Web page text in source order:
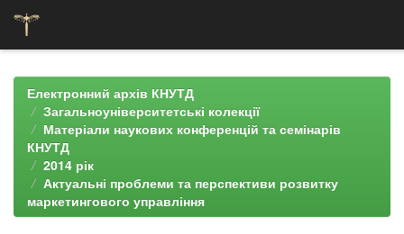
navigationЕлектронний архів КНУТД
Загальноуніверситетські колекції
Матеріали наукових конференцій та семінарів
КНУТД
2014 рік
Актуальні проблеми та перспективи розвитку
маркетингового управління